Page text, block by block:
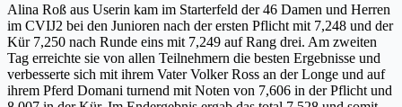
Alina Roß aus Userin kam im Starterfeld der 46 Damen und Herren
im CVIJ2 bei den Junioren nach der ersten Pflicht mit 7,248 und der
Kür 7,250 nach Runde eins mit 7,249 auf Rang drei. Am zweiten
Tag erreichte sie von allen Teilnehmern die besten Ergebnisse und
verbesserte sich mit ihrem Vater Volker Ross an der Longe und auf
ihrem Pferd Domani turnend mit Noten von 7,606 in der Pflicht und